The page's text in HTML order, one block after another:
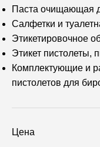
Паста очищающая
Салфетки и
Этикетировочное
Этикет пистолеты,
Комплектующие и
пистолетов для
Цена